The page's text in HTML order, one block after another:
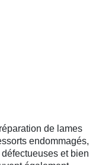
de lames
endommagés,
et bien